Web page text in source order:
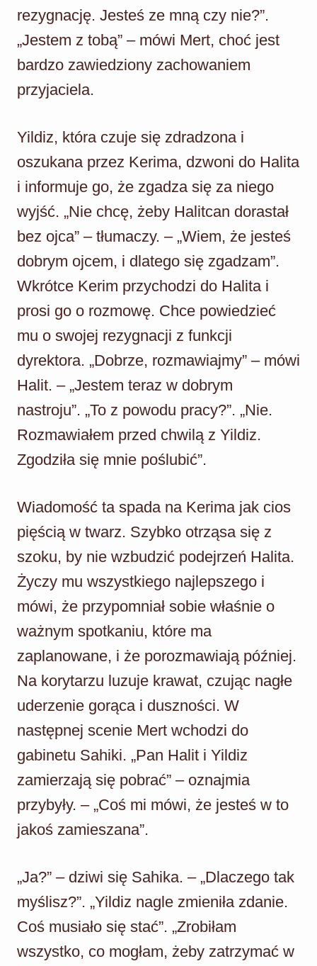
rezygnację. Jesteś ze mną czy nie?”.
„Jestem z tobą” – mówi Mert, choć jest
bardzo zawiedziony zachowaniem
przyjaciela.
Yildiz, która czuje się zdradzona i
oszukana przez Kerima, dzwoni do Halita
i informuje go, że zgadza się za niego
wyjść. „Nie chcę, żeby Halitcan dorastał
bez ojca” – tłumaczy. – „Wiem, że jesteś
dobrym ojcem, i dlatego się zgadzam”.
Wkrótce Kerim przychodzi do Halita i
prosi go o rozmowę. Chce powiedzieć
mu o swojej rezygnacji z funkcji
dyrektora. „Dobrze, rozmawiajmy” – mówi
Halit. – „Jestem teraz w dobrym
nastroju”. „To z powodu pracy?”. „Nie.
Rozmawiałem przed chwilą z Yildiz.
Zgodziła się mnie poślubić”.
Wiadomość ta spada na Kerima jak cios
pięścią w twarz. Szybko otrząsa się z
szoku, by nie wzbudzić podejrzeń Halita.
Życzy mu wszystkiego najlepszego i
mówi, że przypomniał sobie właśnie o
ważnym spotkaniu, które ma
zaplanowane, i że porozmawiają później.
Na korytarzu luzuje krawat, czując nagłe
uderzenie gorąca i duszności. W
następnej scenie Mert wchodzi do
gabinetu Sahiki. „Pan Halit i Yildiz
zamierzają się pobrać” – oznajmia
przybyły. – „Coś mi mówi, że jesteś w to
jakoś zamieszana”.
„Ja?” – dziwi się Sahika. – „Dlaczego tak
myślisz?”. „Yildiz nagle zmieniła zdanie.
Coś musiało się stać”. „Zrobiłam
wszystko, co mogłam, żeby zatrzymać w